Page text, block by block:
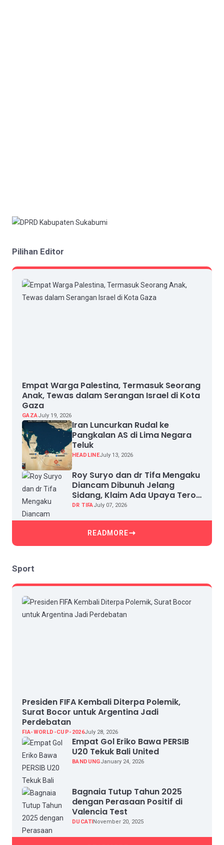
Pilihan Editor
Empat Warga Palestina, Termasuk Seorang
Anak, Tewas dalam Serangan Israel di Kota
Gaza
GAZAJuly 19, 2026
Iran Luncurkan Rudal ke
Pangkalan AS di Lima Negara
Teluk
HEADLINEJuly 13, 2026
Roy Suryo dan dr Tifa Mengaku
Diancam Dibunuh Jelang
Sidang, Klaim Ada Upaya Teror
dan Intimidasi
DR TIFAJuly 07, 2026
READMORE
Sport
Presiden FIFA Kembali Diterpa Polemik,
Surat Bocor untuk Argentina Jadi
Perdebatan
FIA-WORLD-CUP-2026July 28, 2026
Empat Gol Eriko Bawa PERSIB
U20 Tekuk Bali United
BANDUNGJanuary 24, 2026
Bagnaia Tutup Tahun 2025
dengan Perasaan Positif di
Valencia Test
DUCATI November 20, 2025